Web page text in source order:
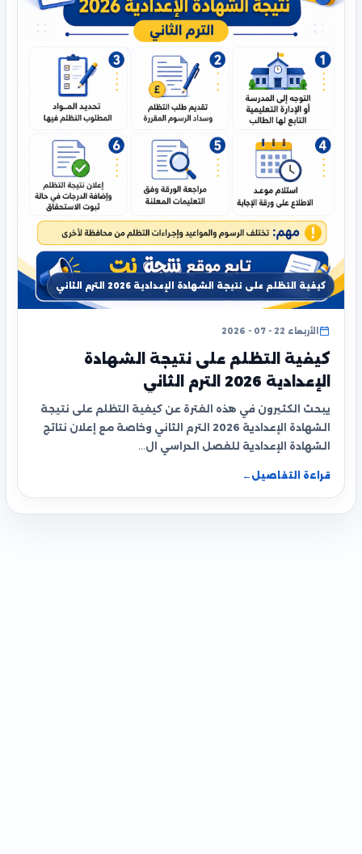
كيفية التظلم على نتيجة الشهادة الإعدادية 2026 الترم الثاني
الأربعاء 22 - 07 - 2026
كيفية التظلم على نتيجة الشهادة
الإعدادية 2026 الترم الثاني
يبحث الكثيرون في هذه الفترة عن كيفية التظلم على نتيجة
الشهادة الإعدادية 2026 الترم الثاني وخاصة مع إعلان نتائج
الشهادة الإعدادية للفصل الدراسي ال…
قراءة التفاصيل ←